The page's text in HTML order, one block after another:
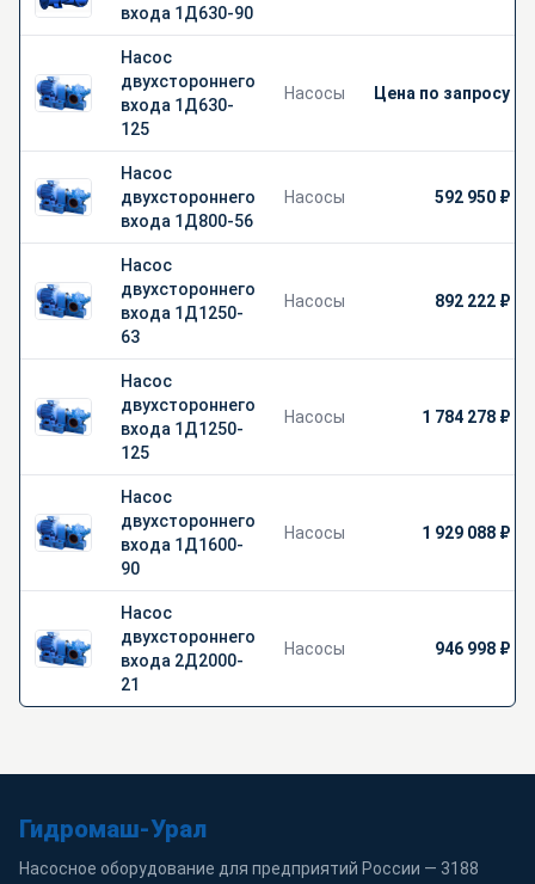
входа 1Д630-90
Насос
двухстороннего
входа 1Д630-
125
Насосы Цена по запросу
Насос
двухстороннего
входа 1Д800-56
Насосы 592 950 ₽
Насос
двухстороннего
входа 1Д1250-
63
Насосы 892 222 ₽
Насос
двухстороннего
входа 1Д1250-
125
Насосы 1 784 278 ₽
Насос
двухстороннего
входа 1Д1600-
90
Насосы 1 929 088 ₽
Насос
двухстороннего
входа 2Д2000-
21
Насосы 946 998 ₽
Гидромаш-Урал
Насосное оборудование для предприятий России — 3188